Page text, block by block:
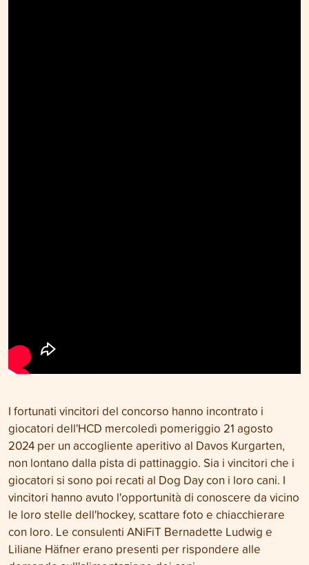
I fortunati vincitori del concorso hanno incontrato i
giocatori dell'HCD mercoledì pomeriggio 21 agosto
2024 per un accogliente aperitivo al Davos Kurgarten,
non lontano dalla pista di pattinaggio. Sia i vincitori che i
giocatori si sono poi recati al Dog Day con i loro cani. I
vincitori hanno avuto l'opportunità di conoscere da vicino
le loro stelle dell'hockey, scattare foto e chiacchierare
con loro. Le consulenti ANiFiT Bernadette Ludwig e
Liliane Häfner erano presenti per rispondere alle